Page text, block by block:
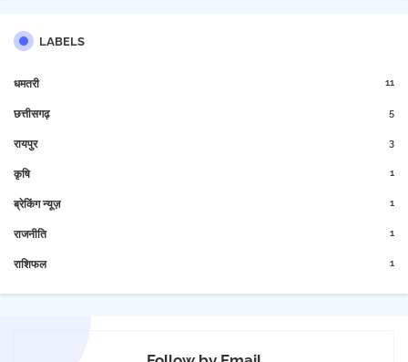
LABELS
धमतरी 11
छत्तीसगढ़ 5
रायपुर 3
कृषि 1
ब्रेकिंग न्यूज़ 1
राजनीति 1
राशिफल 1